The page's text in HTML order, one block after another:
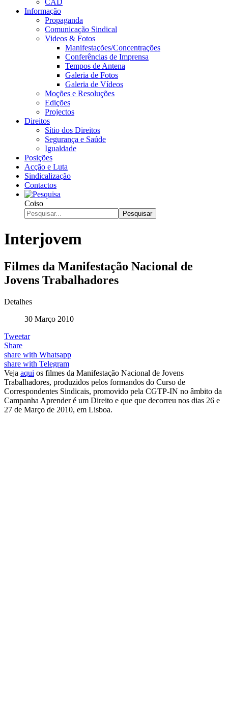
Informação
Propaganda
Comunicação Sindical
Videos & Fotos
Manifestações/Concentrações
Conferências de Imprensa
Tempos de Antena
Galeria de Fotos
Galeria de Vídeos
Moções e Resoluções
Edições
Projectos
Direitos
Sítio dos Direitos
Segurança e Saúde
Igualdade
Posições
Acção e Luta
Sindicalização
Contactos
Coiso
Pesquisar
Interjovem
Filmes da Manifestação Nacional de
Jovens Trabalhadores
Detalhes
30 Março 2010
Tweetar
Share
share with Whatsapp
share with Telegram
Veja aqui os filmes da Manifestação Nacional de Jovens
Trabalhadores, produzidos pelos formandos do Curso de
Correspondentes Sindicais, promovido pela CGTP-IN no âmbito da
Campanha Aprender é um Direito e que que decorreu nos dias 26 e
27 de Março de 2010, em Lisboa.